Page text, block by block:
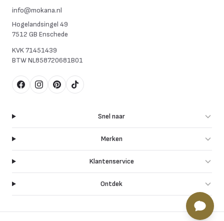
info@mokana.nl
Hogelandsingel 49
7512 GB Enschede
KVK71451439
BTWNL858720681B01
FacebookInstagram
Pinterest
TikTok
Snel naar
Merken
Klantenservice
Ontdek